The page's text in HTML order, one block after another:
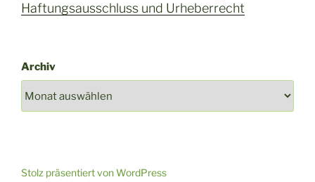
Haftungsausschluss und Urheberrecht
Archiv
Stolz präsentiert von WordPress